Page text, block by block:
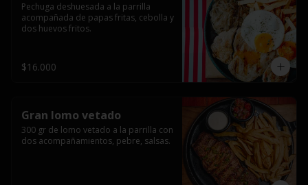
Pechuga deshuesada a la parrilla
acompañada de papas fritas, cebolla y
dos huevos fritos.
$16.000
Gran lomo vetado
300 gr de lomo vetado a la parrilla con
dos acompañamientos, pebre, salsas.